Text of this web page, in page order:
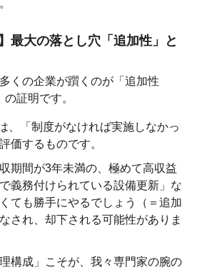
最大の落とし穴「追加性」と
くの企業が躓くのが「追加性
の証明です。
、「制度がなければ実施しなかっ
価するものです。
期間が3年未満の、極めて高収益
義務付けられている設備更新」な
ても勝手にやるでしょう（＝追加
され、却下される可能性がありま
構成」こそが、我々専門家の腕の